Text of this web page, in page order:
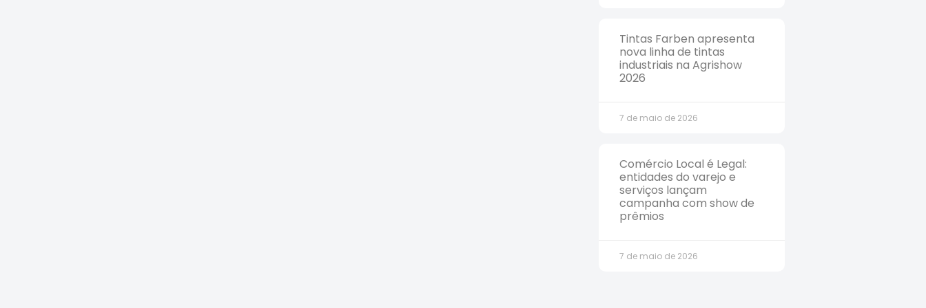
Tintas Farben apresenta
nova linha de tintas
industriais na Agrishow
2026
7 de maio de 2026
Comércio Local é Legal:
entidades do varejo e
serviços lançam
campanha com show de
prêmios
7 de maio de 2026